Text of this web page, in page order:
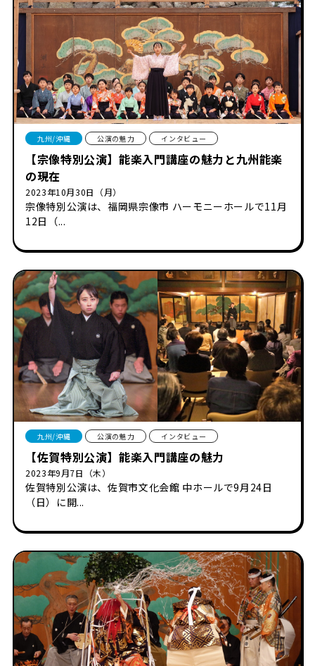
九州/沖縄 公演の魅力 インタビュー
【宗像特別公演】能楽入門講座の魅力と九州能楽
の現在
2023年10月30日（月）
宗像特別公演は、福岡県宗像市 ハーモニーホールで11月
12日（...
九州/沖縄 公演の魅力 インタビュー
【佐賀特別公演】能楽入門講座の魅力
2023年9月7日（木）
佐賀特別公演は、佐賀市文化会館 中ホールで9月24日
（日）に開...